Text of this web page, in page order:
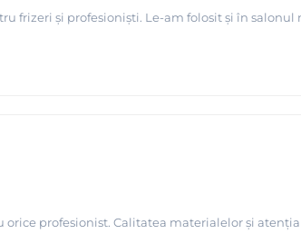
frizeri și profesioniști. Le-am folosit și în
profesionist. Calitatea materialelor și